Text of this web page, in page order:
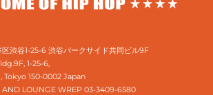
渋谷1-25-6 渋谷パークサイド共同ビル9F
1-25-6,
Tokyo 150-0002 Japan
AND LOUNGE WREP 03-3409-6580